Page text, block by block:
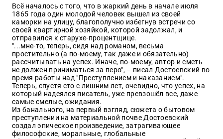
Всё началось с того, что в жаркий день в начале июля
1865 года один молодой человек вышел из своей
каморки на улицу, благополучно избегнув встречи со
своей квартирной хозяйкой, которой задолжал, и
отправился к старухе-процентщице.
"...мне-то, теперь, сидя над романом, весьма
простительно (а по-моему, так даже и обязательно)
рассчитывать на успех. Иначе, по-моему, автор и сметь
не должен приниматься за перо", – писал Достоевский во
время работы над "Преступлением и наказанием".
Теперь, спустя сто с лишним лет, очевидно, что успех, на
который надеялся писатель, уже превзошёл все, даже
самые смелые, ожидания.
Из банального, на первый взгляд, сюжета о бытовом
преступлении на материальной почве Достоевский
создал эпическое произведение, затрагивающее
философские, моральные, глобальные
Красота
и
здоровье
Оптовикам
Авторам
Контакты
Мероприятия
+7(499)
350-17-